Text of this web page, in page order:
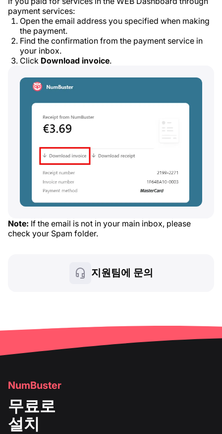
payment services:
Open the email address you specified when making
the payment.
Find the confirmation from the payment service in
your inbox.
Click Download invoice.
Note: If the email is not in your main inbox, please
check your Spam folder.
지원팀에 문의
NumBuster
무료로
설치